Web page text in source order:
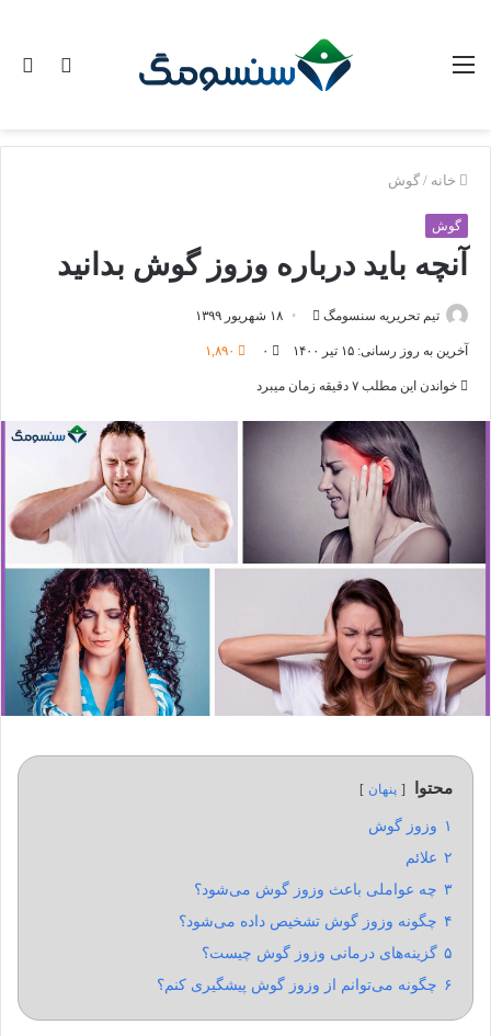
تغییر
منو
خانه / گوش
گوش
آنچه باید درباره وزوز گوش بدانید
تیم تحریریه سنسومگ
ارسال۱۸ شهریور ۱۳۹۹
آخرین به روز رسانی: ۱۵ تیر ۱۴۰۰ ۰ ۱,۸۹۰
خواندن این مطلب ۷ دقیقه زمان میبرد
محتوا پنهان
۱ وزوز گوش
۲ علائم
۳ چه عواملی باعث وزوز گوش می‌شود؟
۴ چگونه وزوز گوش تشخیص داده می‌شود؟
۵ گزینه‌های درمانی وزوز گوش چیست؟
۶ چگونه می‌توانم از وزوز گوش پیشگیری کنم؟